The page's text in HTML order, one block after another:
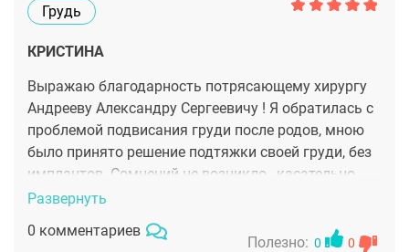
Грудь
КРИСТИНА
Выражаю благодарность потрясающему хирургу
Андрееву Александру Сергеевичу ! Я обратилась с
проблемой подвисания груди после родов, мною
было принято решение подтяжки своей груди, без
имплантов. Сомнений не возникло , касательно
операции именно у этого врача, он расположил с
Хирург порекомендовал сделать еще липосакцию
Развернуть
0 комментариев
Полезно: 0 0